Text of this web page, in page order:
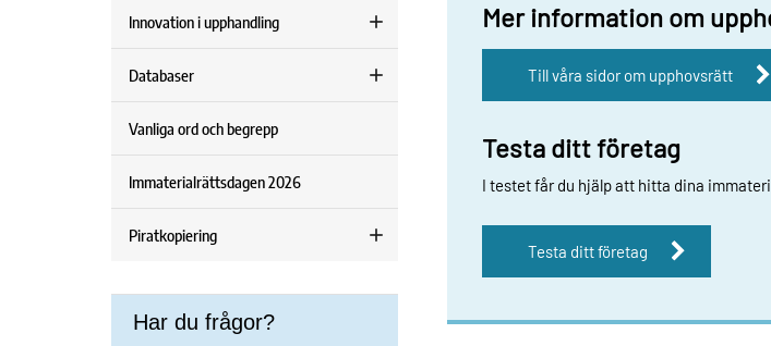
Innovation i upphandling
Databaser
Vanliga ord och begrepp
Immaterialrättsdagen 2026
Piratkopiering
Har du frågor?
Mer information om
Till våra sidor om upphovsrätt
Testa ditt företag
I testet får du hjälp att hitta dina
Testa ditt företag